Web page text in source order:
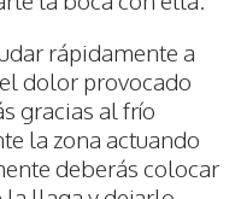
rápidamente a
dolor provocado
gracias al frío
la zona actuando
deberás colocar